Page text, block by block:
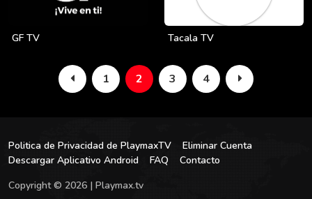
GF TV Tacala TV
1 2 3 4
Politica de Privacidad de PlaymaxTV
Eliminar Cuenta
Descargar Aplicativo Android
FAQ
Contacto
Copyright © 2026 | Playmax.tv